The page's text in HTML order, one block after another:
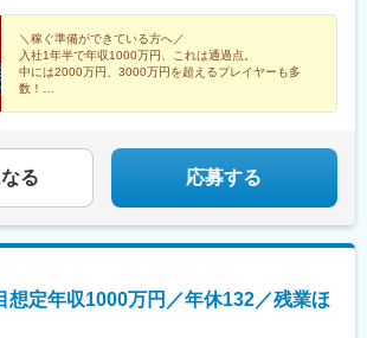
＼稼ぐ準備ができている方へ／
入社1年半で年収1000万円、これは通過点。
中には2000万円、3000万円を超えるプレイヤーも多
数！
その気持ちを、当社で実現させませんか？
る 応募する
想定年収1000万円／年休132／残業ほ